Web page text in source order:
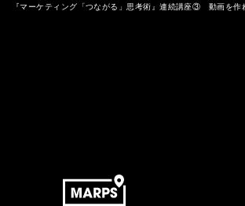
『マーケティング「つながる」思考術』連続講座③ 動画を作